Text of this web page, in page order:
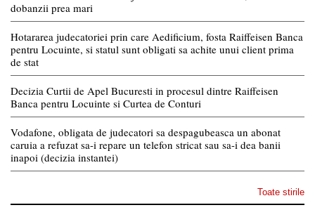
dobanzii prea mari
Hotararea judecatoriei prin care Aedificium, fosta Raiffeisen Banca
pentru Locuinte, si statul sunt obligati sa achite unui client prima
de stat
Decizia Curtii de Apel Bucuresti in procesul dintre Raiffeisen
Banca pentru Locuinte si Curtea de Conturi
Vodafone, obligata de judecatori sa despagubeasca un abonat
caruia a refuzat sa-i repare un telefon stricat sau sa-i dea banii
inapoi (decizia instantei)
Toate stirile